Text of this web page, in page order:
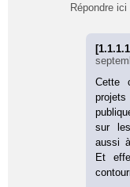
Répondre ici
Cette
sur
aussi
Et